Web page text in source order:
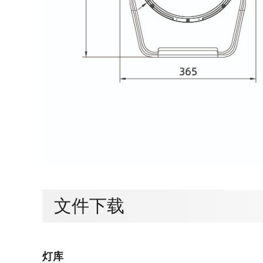
文件下载
灯库